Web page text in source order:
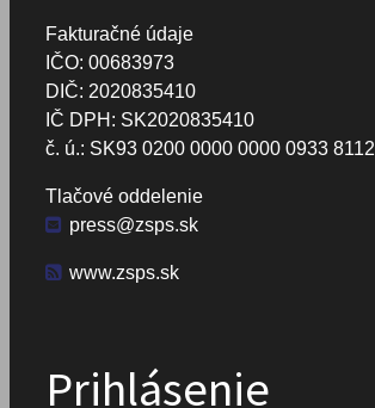
Fakturačné údaje
IČO: 00683973
DIČ: 2020835410
IČ DPH: SK2020835410
č. ú.: SK93 0200 0000 0000 0933 8112
Tlačové oddelenie
press@zsps.sk
www.zsps.sk
Prihlásenie